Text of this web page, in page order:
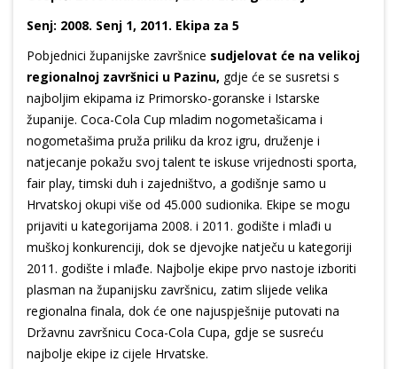
Senj: 2008. Senj 1, 2011. Ekipa za 5
Pobjednici županijske završnice sudjelovat će na velikoj
regionalnoj završnici u Pazinu, gdje će se susretsi s
najboljim ekipama iz Primorsko-goranske i Istarske
županije. Coca-Cola Cup mladim nogometašicama i
nogometašima pruža priliku da kroz igru, druženje i
natjecanje pokažu svoj talent te iskuse vrijednosti sporta,
fair play, timski duh i zajedništvo, a godišnje samo u
Hrvatskoj okupi više od 45.000 sudionika. Ekipe se mogu
prijaviti u kategorijama 2008. i 2011. godište i mlađi u
muškoj konkurenciji, dok se djevojke natječu u kategoriji
2011. godište i mlađe. Najbolje ekipe prvo nastoje izboriti
plasman na županijsku završnicu, zatim slijede velika
regionalna finala, dok će one najuspješnije putovati na
Državnu završnicu Coca-Cola Cupa, gdje se susreću
najbolje ekipe iz cijele Hrvatske.